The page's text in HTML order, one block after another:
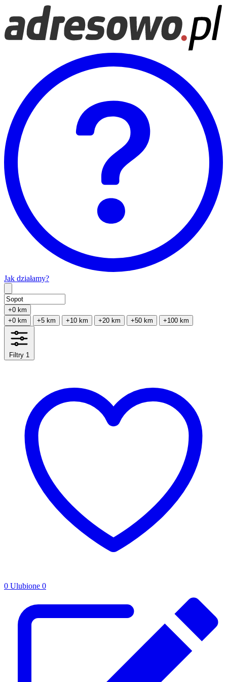
Jak działamy?
+0 km
+0 km
+5 km +10 km +20 km +50 km +100 km
Filtry 1
0 Ulubione 0